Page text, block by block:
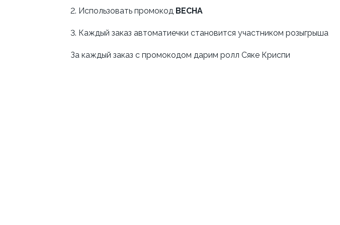
2. Использовать промокод ВЕСНА
3. Каждый заказ автоматиечки становится участником розыгрыша
За каждый заказ с промокодом дарим ролл Сяке Криспи